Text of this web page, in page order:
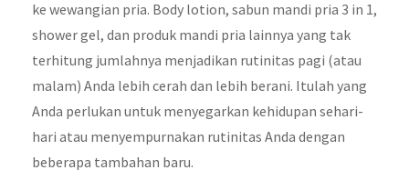
ke wewangian pria. Body lotion, sabun mandi pria 3 in 1,
shower gel, dan produk mandi pria lainnya yang tak
terhitung jumlahnya menjadikan rutinitas pagi (atau
malam) Anda lebih cerah dan lebih berani. Itulah yang
Anda perlukan untuk menyegarkan kehidupan sehari-
hari atau menyempurnakan rutinitas Anda dengan
beberapa tambahan baru.